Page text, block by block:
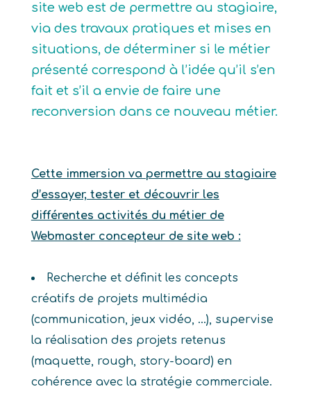
site web est de permettre au stagiaire,
via des travaux pratiques et mises en
situations, de déterminer si le métier
présenté correspond à l’idée qu’il s’en
fait et s’il a envie de faire une
reconversion dans ce nouveau métier.
Cette immersion va permettre au stagiaire
d’essayer, tester et découvrir les
différentes activités du métier de
Webmaster concepteur de site web :
Recherche et définit les concepts
créatifs de projets multimédia
(communication, jeux vidéo, …), supervise
la réalisation des projets retenus
(maquette, rough, story-board) en
cohérence avec la stratégie commerciale.